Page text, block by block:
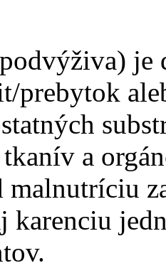
je
prebytok
a
malnutríciu
karenciu